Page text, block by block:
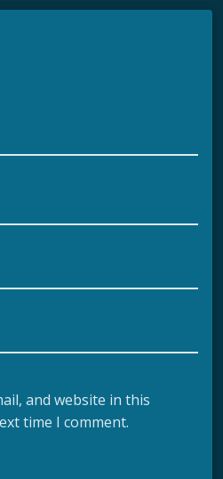
and website in this
time I comment.